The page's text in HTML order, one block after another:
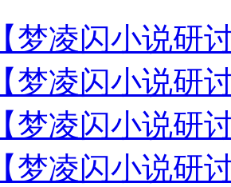
【梦凌闪小说研
【梦凌闪小说研
【梦凌闪小说研
【梦凌闪小说研